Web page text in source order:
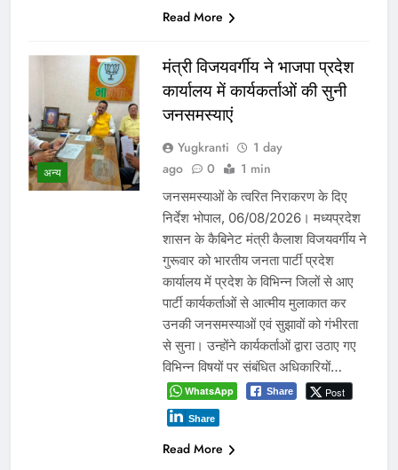
Read More
अन्य
मंत्री विजयवर्गीय ने भाजपा प्रदेश
कार्यालय में कार्यकर्ताओं की सुनी
जनसमस्याएं
Yugkranti
1 day
ago
0 1 min
जनसमस्याओं के त्वरित निराकरण के दिए
निर्देश भोपाल, 06/08/2026। मध्यप्रदेश
शासन के कैबिनेट मंत्री कैलाश विजयवर्गीय ने
गुरूवार को भारतीय जनता पार्टी प्रदेश
कार्यालय में प्रदेश के विभिन्न जिलों से आए
पार्टी कार्यकर्ताओं से आत्मीय मुलाकात कर
उनकी जनसमस्याओं एवं सुझावों को गंभीरता
से सुना। उन्होंने कार्यकर्ताओं द्वारा उठाए गए
विभिन्न विषयों पर संबंधित अधिकारियों…
WhatsApp Share Post
Share
Read More